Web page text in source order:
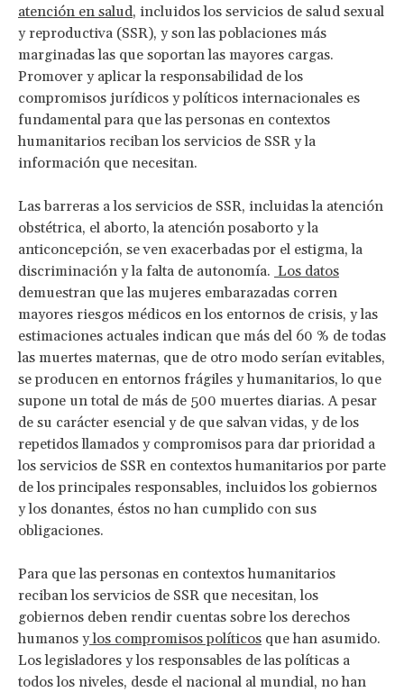
atención en salud, incluidos los servicios de salud sexual
y reproductiva (SSR), y son las poblaciones más
marginadas las que soportan las mayores cargas.
Promover y aplicar la responsabilidad de los
compromisos jurídicos y políticos internacionales es
fundamental para que las personas en contextos
humanitarios reciban los servicios de SSR y la
información que necesitan.
Las barreras a los servicios de SSR, incluidas la atención
obstétrica, el aborto, la atención posaborto y la
anticoncepción, se ven exacerbadas por el estigma, la
discriminación y la falta de autonomía. Los datos
demuestran que las mujeres embarazadas corren
mayores riesgos médicos en los entornos de crisis, y las
estimaciones actuales indican que más del 60 % de todas
las muertes maternas, que de otro modo serían evitables,
se producen en entornos frágiles y humanitarios, lo que
supone un total de más de 500 muertes diarias. A pesar
de su carácter esencial y de que salvan vidas, y de los
repetidos llamados y compromisos para dar prioridad a
los servicios de SSR en contextos humanitarios por parte
de los principales responsables, incluidos los gobiernos
y los donantes, éstos no han cumplido con sus
obligaciones.
Para que las personas en contextos humanitarios
reciban los servicios de SSR que necesitan, los
gobiernos deben rendir cuentas sobre los derechos
humanos ylos compromisos políticos que han asumido.
Los legisladores y los responsables de las políticas a
todos los niveles, desde el nacional al mundial, no han